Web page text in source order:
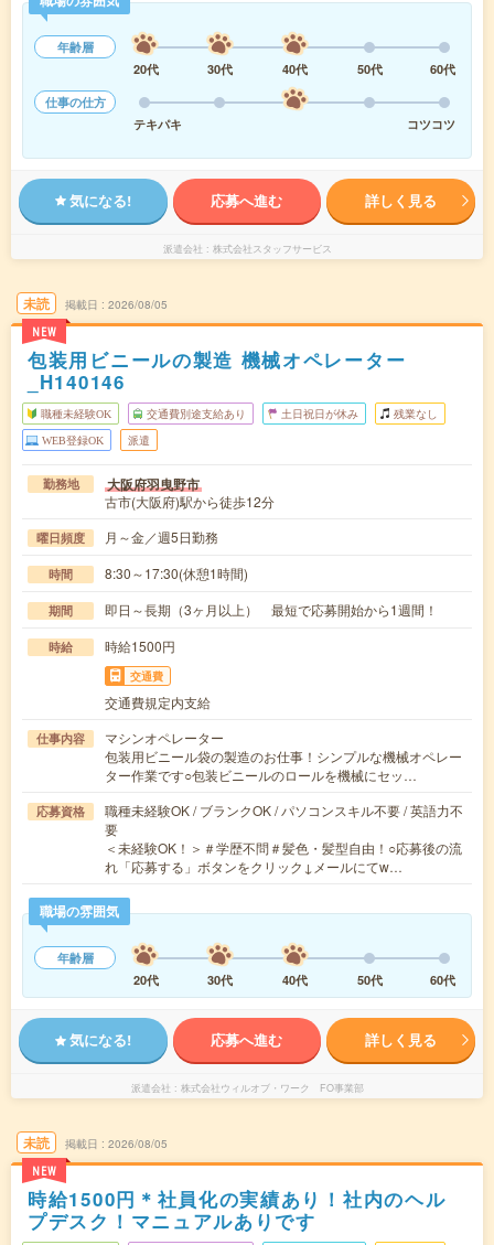
年齢層
20代
30代 40代 50代
60代
仕事の仕方
テキパキ
コツコツ
気になる! 応募へ進む 詳しく見る
派遣会社 株式会社スタッフサービス
未読
NEW
掲載日 2026/08/05
包装用ビニールの製造 機械オペレーター
_H140146
職種未経験OK 交通費別途支給あり 土日祝日が休み 残業なし
WEB登録OK 派遣
勤務地 大阪府羽曳野市
古市(大阪府)駅から徒歩12分
曜日頻度 月～金／週5日勤務
時間 8:30～17:30(休憩1時間)
期間 即日～長期（3ヶ月以上） 最短で応募開始から1週間！
時給 時給1500円
交通費
交通費規定内支給
仕事内容
マシンオペレーター
包装用ビニール袋の製造のお仕事！シンプルな機械オペレー
ター作業です○包装ビニールのロールを機械にセッ…
応募資格
職種未経験OK / ブランクOK / パソコンスキル不要 / 英語力不
要
＜未経験OK！＞＃学歴不問＃髪色・髪型自由！○応募後の流
れ「応募する」ボタンをクリック↓メールにてw…
職場の雰囲気
年齢層
20代
30代 40代 50代 60代
気になる! 応募へ進む 詳しく見る
派遣会社 株式会社ウィルオブ・ワーク FO事業部
未読
NEW
掲載日 2026/08/05
時給1500円＊社員化の実績あり！社内のヘル
プデスク！マニュアルありです